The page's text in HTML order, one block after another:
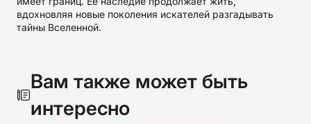
вдохновляя новые поколения искателей разгадывать
тайны Вселенной.
Вам также может быть
интересно